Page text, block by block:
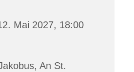
Mai 2027, 18:00
An St.